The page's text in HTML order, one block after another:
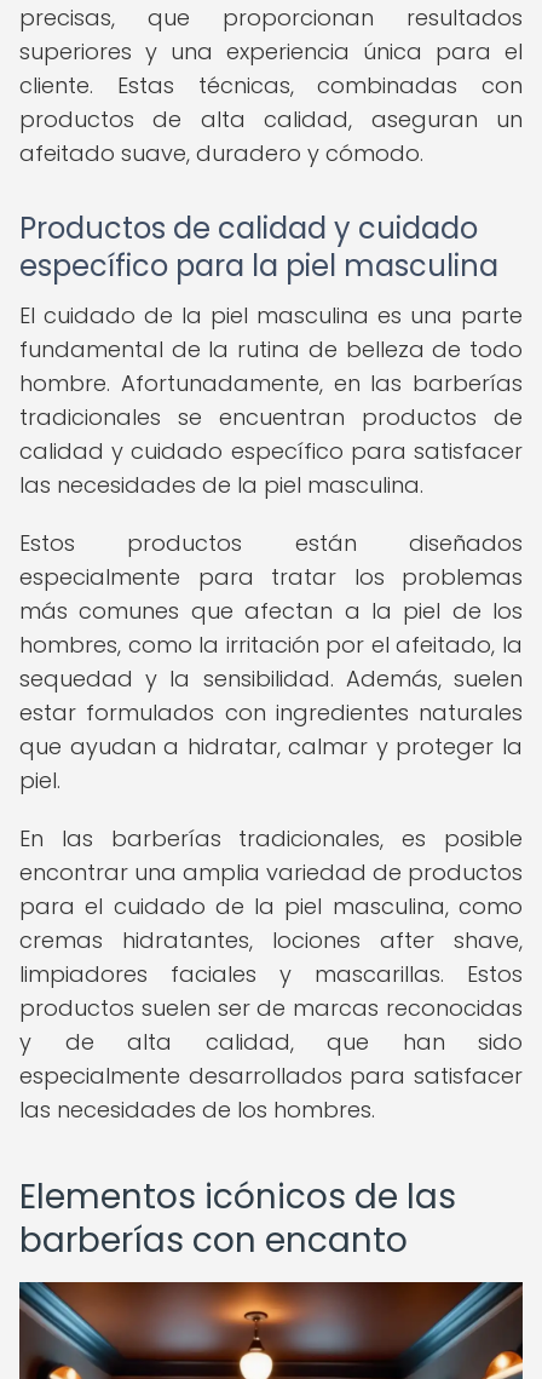
precisas, que proporcionan resultados
superiores y una experiencia única para el
cliente. Estas técnicas, combinadas con
productos de alta calidad, aseguran un
afeitado suave, duradero y cómodo.
Productos de calidad y cuidado
específico para la piel masculina
El cuidado de la piel masculina es una parte
fundamental de la rutina de belleza de todo
hombre. Afortunadamente, en las barberías
tradicionales se encuentran productos de
calidad y cuidado específico para satisfacer
las necesidades de la piel masculina.
Estos productos están diseñados
especialmente para tratar los problemas
más comunes que afectan a la piel de los
hombres, como la irritación por el afeitado, la
sequedad y la sensibilidad. Además, suelen
estar formulados con ingredientes naturales
que ayudan a hidratar, calmar y proteger la
piel.
En las barberías tradicionales, es posible
encontrar una amplia variedad de productos
para el cuidado de la piel masculina, como
cremas hidratantes, lociones after shave,
limpiadores faciales y mascarillas. Estos
productos suelen ser de marcas reconocidas
y de alta calidad, que han sido
especialmente desarrollados para satisfacer
las necesidades de los hombres.
Elementos icónicos de las
barberías con encanto